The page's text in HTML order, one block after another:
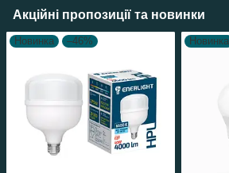
Акційні пропозиції та новинки
Новинка –46% Новинка